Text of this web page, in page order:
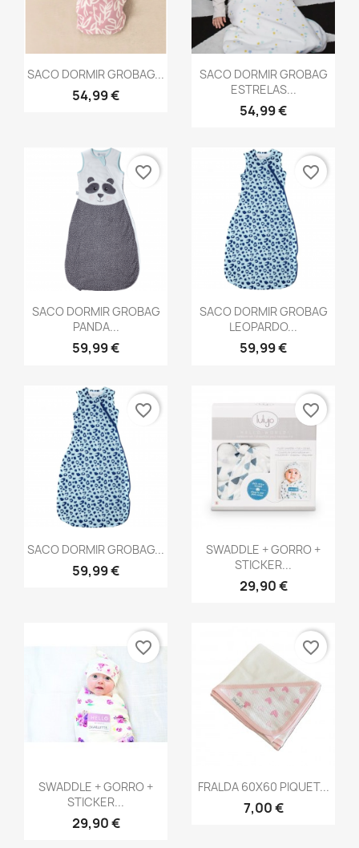
Vista rápida
SACO DORMIR GROBAG...
54,99 €
Vista rápida
SACO DORMIR GROBAG
ESTRELAS...
54,99 €
Vista rápida
SACO DORMIR GROBAG
PANDA...
59,99 €
favorite_border
Vista rápida
SACO DORMIR GROBAG
LEOPARDO...
59,99 €
favorite_border
Vista rápida
SACO DORMIR GROBAG...
59,99 €
favorite_border
Vista rápida
SWADDLE + GORRO +
STICKER...
29,90 €
favorite_border
Vista rápida
SWADDLE + GORRO +
STICKER...
29,90 €
favorite_border
Vista rápida
FRALDA 60X60 PIQUET...
7,00 €
favorite_border